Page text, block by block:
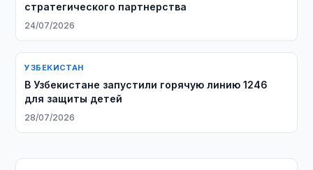
стратегического партнерства
24/07/2026
УЗБЕКИСТАН
В Узбекистане запустили горячую линию 1246
для защиты детей
28/07/2026